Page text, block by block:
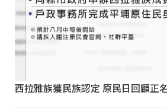
西拉雅族獲民族認定 原民日回顧正